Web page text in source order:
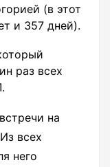
(в этот
и 357 дней).
раз всех
на
всех
него